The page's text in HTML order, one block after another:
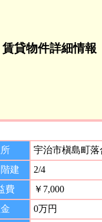
貸物件詳細情報
宇治市槇島町落
建
2/4
費
￥7,000
0万円